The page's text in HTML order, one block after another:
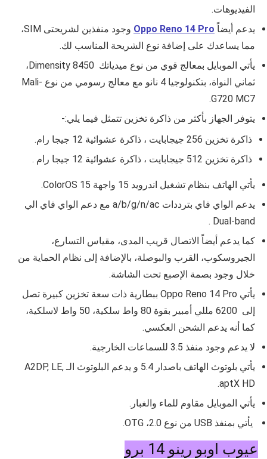
الفيديوهات.
يدعم أيضاً Oppo Reno 14 Pro وجود منفذين لشريحتى SIM،
مما يساعدك على إضافة نوع الشريحة المناسب لك.
يأتي الموبايل بمعالج قوي من نوع ميدياتك Dimensity 8450،
ثماني النواة، بتكنولوجيا 4 نانو مع معالج رسومي من نوع Mali-
G720 MC7.
يتوفر الجهاز بأكثر من ذاكرة تخزين تتمثل فيما يلي:-
ذاكرة تخزين 256 جيجابايت ، ذاكرة عشوائية 12 جيجا رام.
ذاكرة تخزين 512 جيجابايت ، ذاكرة عشوائية 12 جيجا رام .
يأتي الهاتف بنظام تشغيل اندرويد 15 واجهة ColorOS 15
.
يدعم الواي فاي بترددات a/b/g/n/ac مع دعم الواي فاي الي
Dual-band .
كما يدعم أيضاً الاتصال قريب المدى، مقياس التسارع،
الجيروسكوب، القرب والبوصلة، بالإضافة إلى نظام الحماية من
خلال وجود بصمة الإصبع تحت الشاشة.
يأتي Oppo Reno 14 Pro ببطارية ذات سعة تخزين كبيرة تصل
إلى 6200 مللي أمبير بقوة 80 واط سلكية، 50 واط لاسلكية،
كما أنه يدعم الشحن العكسي.
لا يدعم وجود منفذ 3.5 للسماعات الخارجية.
يأتي بلوتوث الهاتف باصدار 5.4 و يدعم البلوتوث الـ
A2DP, LE,
aptX HD
.
يأتي الموبايل مقاوم للماء والغبار.
يأتي بمنفذ USB من نوع
2.0، OTG.
عيوب اوبو رينو 14 برو